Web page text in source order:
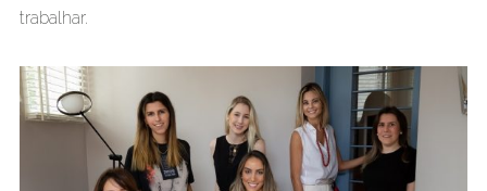
trabalhar.